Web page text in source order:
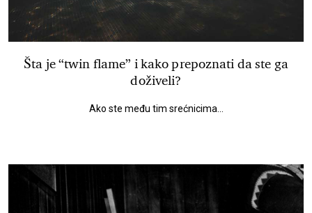
Šta je “twin flame” i kako prepoznati da ste ga
doživeli?
Ako ste među tim srećnicima...